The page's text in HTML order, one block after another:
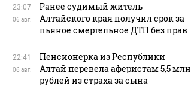
23:07
06 авг.
Ранее судимый житель
Алтайского края получил срок за
пьяное смертельное ДТП без прав
22:41
06 авг.
Пенсионерка из Республики
Алтай перевела аферистам 5,5 млн
рублей из страха за сына